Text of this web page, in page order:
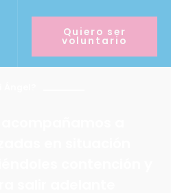
Quiero ser
voluntario